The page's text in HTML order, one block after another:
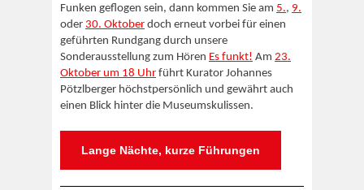
Funken geflogen sein, dann kommen Sie am 5., 9.
oder 30. Oktober doch erneut vorbei für einen
geführten Rundgang durch unsere
Sonderausstellung zum Hören Es funkt! Am 23.
Oktober um 18 Uhr führt Kurator Johannes
Pötzlberger höchstpersönlich und gewährt auch
einen Blick hinter die Museumskulissen.
Lange Nächte, kurze Führungen